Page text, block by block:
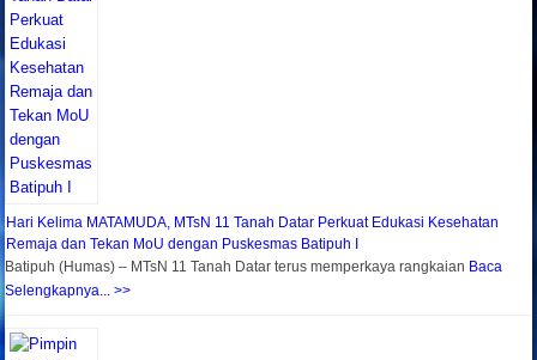
Hari Kelima MATAMUDA, MTsN 11 Tanah Datar Perkuat Edukasi Kesehatan
Remaja dan Tekan MoU dengan Puskesmas Batipuh I
Batipuh (Humas) – MTsN 11 Tanah Datar terus memperkaya rangkaian Baca
Selengkapnya... >>